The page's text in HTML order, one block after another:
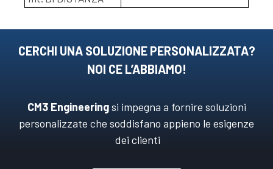
CERCHI UNA SOLUZIONE PERSONALIZZATA?
NOI CE L’ABBIAMO!
CM3 Engineeringsi impegna a fornire soluzioni
personalizzate che soddisfano appieno le esigenze
dei clienti